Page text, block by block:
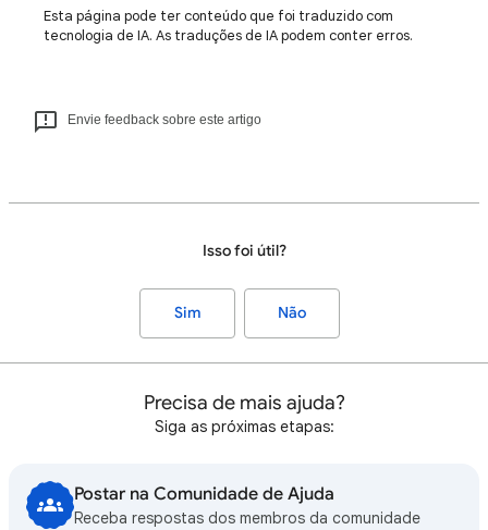
Esta página pode ter conteúdo que foi traduzido com
tecnologia de IA. As traduções de IA podem conter erros.
Envie feedback sobre este artigo
Isso foi útil?
Sim Não
Precisa de mais ajuda?
Siga as próximas etapas:
Postar na Comunidade de Ajuda
Receba respostas dos membros da comunidade